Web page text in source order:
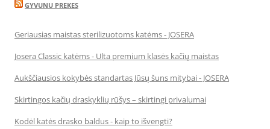
GYVUNU PREKES
Geriausias maistas sterilizuotoms katėms - JOSERA
Josera Classic katėms - Ulta premium klasės kačių maistas
Aukščiausios kokybės standartas Jūsų šuns mitybai - JOSERA
Skirtingos kačių draskyklių rūšys – skirtingi privalumai
Kodėl katės drasko baldus - kaip to išvengti?